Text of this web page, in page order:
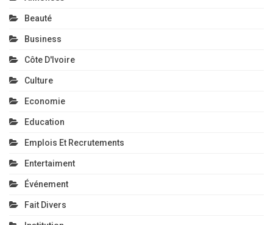
Beauté
Business
Côte D'Ivoire
Culture
Economie
Education
Emplois Et Recrutements
Entertaiment
Événement
Fait Divers